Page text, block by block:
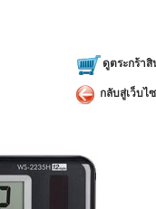
ดูตระกร้า
กลับสู่เว็บไ